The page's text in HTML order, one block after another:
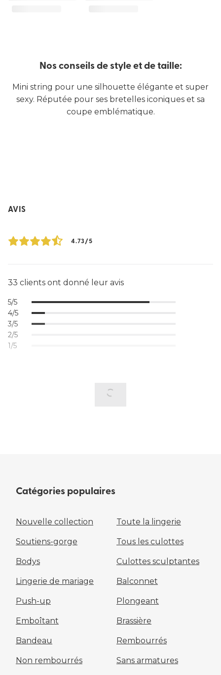
Nos conseils de style et de taille:
Mini string pour une silhouette élégante et super
sexy. Réputée pour ses bretelles iconiques et sa
coupe emblématique.
AVIS
4.73/5
33 clients ont donné leur avis
5/5
4/5
3/5
2/5
1/5
Catégories populaires
Nouvelle collection Toute la lingerie
Soutiens-gorge Tous les culottes
Bodys Culottes sculptantes
Lingerie de mariage Balconnet
Push-up Plongeant
Emboîtant Brassière
Bandeau Rembourrés
Non rembourrés Sans armatures